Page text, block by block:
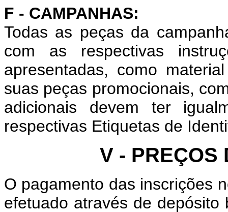
F - CAMPANHAS:
Todas as peças da
com as respectivas
apresentadas, como
suas peças promocionais,
adicionais devem ter
respectivas Etiquetas de
V - PREÇOS
O pagamento das inscrições
efetuado através de